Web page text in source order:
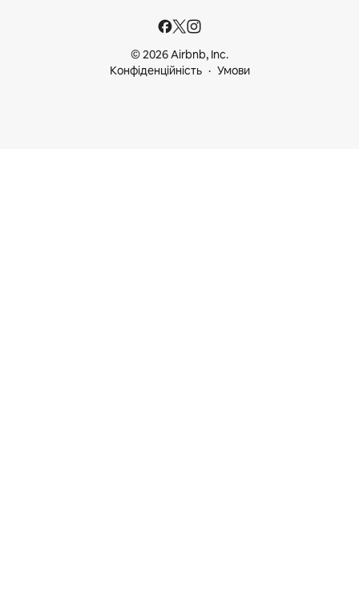
© 2026 Airbnb, Inc.
Конфіденційність
Умови